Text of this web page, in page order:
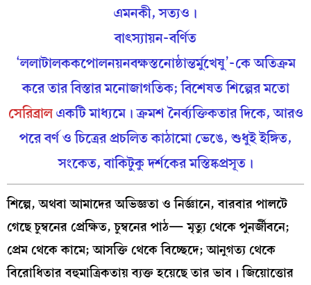
এমনকী, সত্যও।
বাৎস্যায়ন-বর্ণিত
‘ললাটালককপোলনয়নবক্ষস্তনোষ্ঠান্তর্মুখেষু’-কে অতিক্রম
করে তার বিস্তার মনোজাগতিক; বিশেষত শিল্পের মতো
সেরিব্রালএকটি মাধ্যমে। ক্রমশ নৈর্ব্যক্তিকতার দিকে, আরও
পরে বর্ণ ও চিত্রের প্রচলিত কাঠামো ভেঙে, শুধুই ইঙ্গিত,
সংকেত, বাকিটুকু দর্শকের মস্তিষ্কপ্রসূত।
শিল্পে, অথবা আমাদের অভিজ্ঞতা ও নির্জ্ঞানে, বারবার পালটে
গেছে চুম্বনের প্রেক্ষিত, চুম্বনের পাঠ— মৃত্যু থেকে পুনর্জীবনে;
প্রেম থেকে কামে; আসক্তি থেকে বিচ্ছেদে; আনুগত্য থেকে
বিরোধিতার বহুমাত্রিকতায় ব্যক্ত হয়েছে তার ভাব। জিয়োত্তোর